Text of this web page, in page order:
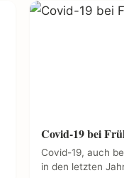
Covid-19 bei
Covid-19, auch
in den letzten